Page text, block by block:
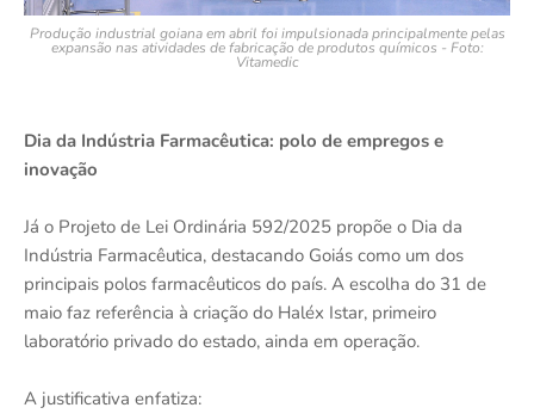
Produção industrial goiana em abril foi impulsionada principalmente pelas
expansão nas atividades de fabricação de produtos químicos - Foto:
Vitamedic
Dia da Indústria Farmacêutica: polo de empregos e
inovação
Já o Projeto de Lei Ordinária 592/2025 propõe o Dia da
Indústria Farmacêutica, destacando Goiás como um dos
principais polos farmacêuticos do país. A escolha do 31 de
maio faz referência à criação do Haléx Istar, primeiro
laboratório privado do estado, ainda em operação.
A justificativa enfatiza: